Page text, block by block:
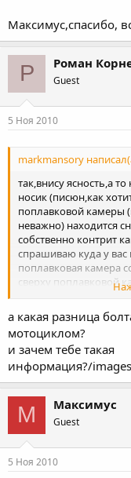
Максимус,спасибо,
Р Роман
Guest
5 Ноя 2010
markmansory
так,внису ясность,а
носик (писюн,как
поплавковой камеры
неважно) находится
собственно контрит
спрашиваю куда у
поплавковая камера
сверху поплавковой
связь поплавковой
втягивался в
конкретно,интересует
пределах рамы или
Максимус,спасибо, всё
а какая разница
мотоциклом?
и зачем тебе такая
информация?/
М Максимус
Guest
5 Ноя 2010